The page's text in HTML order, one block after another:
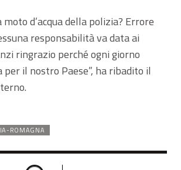
d’acqua della polizia? Errore
responsabilità va data ai
ringrazio perché ogni giorno
il nostro Paese”, ha ribadito il
ROMAGNA